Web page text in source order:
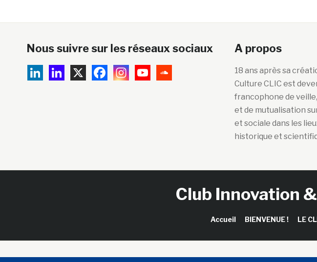
Nous suivre sur les réseaux sociaux A propos
18 ans après sa
Culture CLIC est
francophone de
et de mutualisation
et sociale dans les
historique et
Club Innovation
Accueil BIENVENUE ! LE